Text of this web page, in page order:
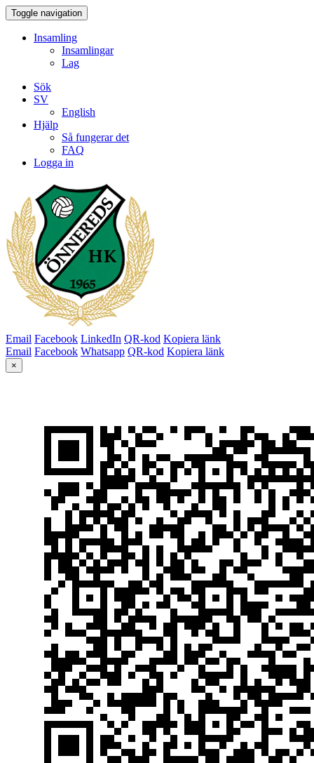
Toggle navigation
Insamling
Insamlingar
Lag
Sök
SV
English
Hjälp
Så fungerar det
FAQ
Logga in
Email Facebook LinkedIn QR-kod Kopiera länk
Email Facebook Whatsapp QR-kod Kopiera länk
×